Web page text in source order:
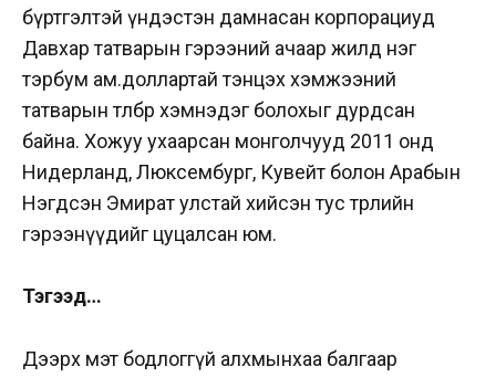
бүртгэлтэй үндэстэн дамнасан корпорациуд
Давхар татварын гэрээний ачаар жилд нэг
тэрбум ам.доллартай тэнцэх хэмжээний
татварын төлбөр хэмнэдэг болохыг дурдсан
байна. Хожуу ухаарсан монголчууд 2011 онд
Нидерланд, Люксембург, Кувейт болон Арабын
Нэгдсэн Эмират улстай хийсэн тус төрлийн
гэрээнүүдийг цуцалсан юм.
Тэгээд…
Дээрх мэт бодлоггүй алхмынхаа балгаар